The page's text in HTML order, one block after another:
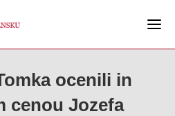
ocenili in
cenou Jozefa